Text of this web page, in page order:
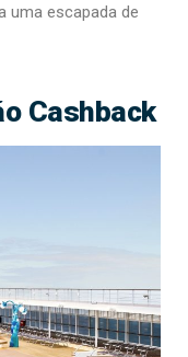
uma escapada de
Cashback